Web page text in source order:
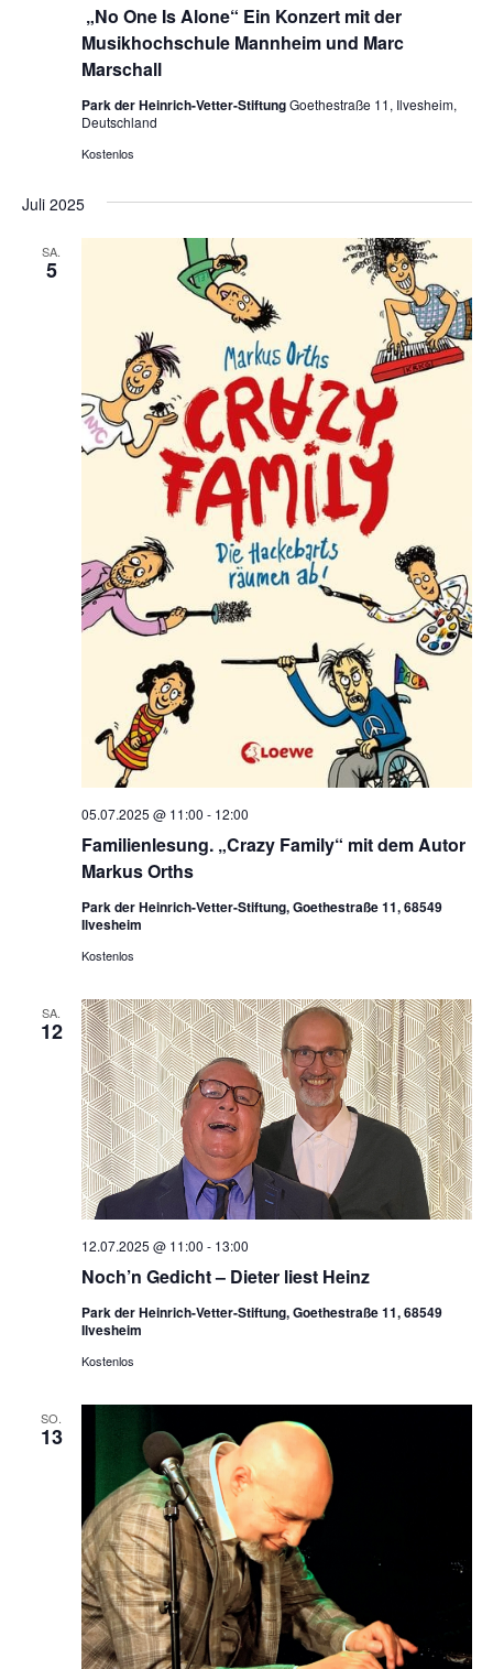
„No One Is Alone“ Ein Konzert mit der
Musikhochschule Mannheim und Marc
Marschall
Park der Heinrich-Vetter-StiftungGoethestraße 11, Ilvesheim,
Deutschland
Kostenlos
Juli 2025
SA.
5
Familienlesung. „Crazy Family“ mit dem Autor
Markus Orths
05.07.2025 @ 11:00 - 12:00
Park der Heinrich-Vetter-Stiftung, Goethestraße 11, 68549
Ilvesheim
Kostenlos
SA.
12
Noch’n Gedicht – Dieter liest Heinz
12.07.2025 @ 11:00 - 13:00
Park der Heinrich-Vetter-Stiftung, Goethestraße 11, 68549
Ilvesheim
Kostenlos
SO.
13